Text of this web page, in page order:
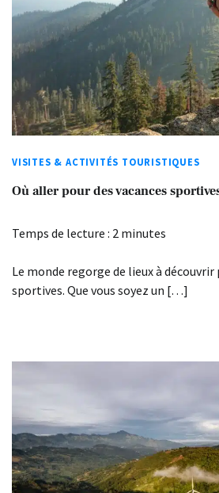
VISITES & ACTIVITÉS TOURISTIQUES
Où aller pour des vacances
Temps de lecture : 2 minutes
Le monde regorge de lieux à découvrir
sportives. Que vous soyez un […]